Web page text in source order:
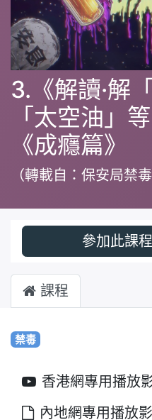
3.《解讀·解
「太空油」
《成癮篇》
（轉載自：保安局禁毒
參加此課程
課程
禁毒